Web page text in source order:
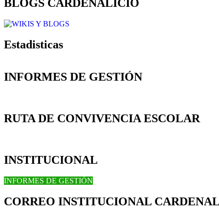
BLOGS CARDENALICIO
Estadisticas
INFORMES DE GESTIÓN
RUTA DE CONVIVENCIA ESCOLAR
INSTITUCIONAL
INFORMES DE GESTIÓN
CORREO INSTITUCIONAL